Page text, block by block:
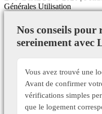
Générales Utilisation
Nos conseils pour
sereinement avec
Vous avez trouvé une
Avant de confirmer
vérifications simples
que le logement